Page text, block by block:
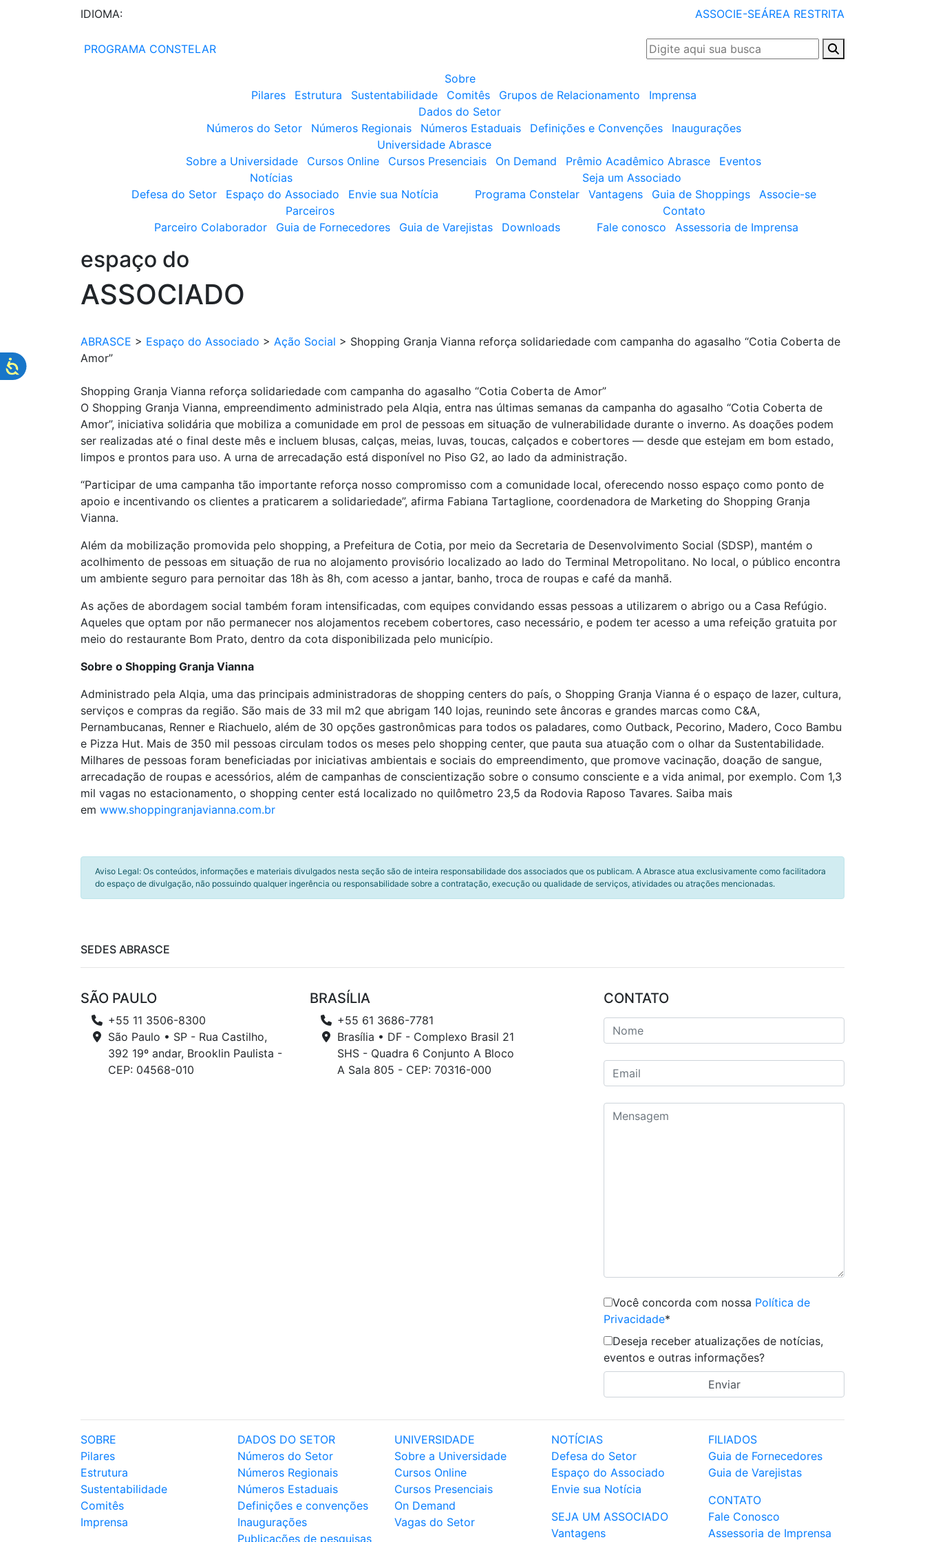
IDIOMA: ASSOCIE-SEÁREA RESTRITA
PROGRAMA CONSTELAR
Sobre
Pilares
Estrutura Sustentabilidade Comitês Grupos de Relacionamento
Imprensa
Dados do Setor
Números do Setor
Números Regionais Números Estaduais Definições e Convenções
Inaugurações
Universidade Abrasce
Sobre a Universidade
Cursos Online Cursos Presenciais On Demand Prêmio Acadêmico Abrasce
Eventos
Notícias
Defesa do Setor
Espaço do Associado Envie sua Notícia
Seja um Associado
Programa Constelar
Vantagens Guia de Shoppings
Associe-se
Parceiros
Parceiro Colaborador
Guia de Fornecedores Guia de Varejistas Downloads
Contato
Fale conosco
Assessoria de Imprensa
espaço do
ASSOCIADO
ABRASCE > Espaço do Associado > Ação Social > Shopping Granja Vianna reforça solidariedade com campanha do agasalho “Cotia Coberta de
Amor”
Shopping Granja Vianna reforça solidariedade com campanha do agasalho “Cotia Coberta de Amor”
O Shopping Granja Vianna, empreendimento administrado pela Alqia, entra nas últimas semanas da campanha do agasalho “Cotia Coberta de
Amor”, iniciativa solidária que mobiliza a comunidade em prol de pessoas em situação de vulnerabilidade durante o inverno. As doações podem
ser realizadas até o final deste mês e incluem blusas, calças, meias, luvas, toucas, calçados e cobertores — desde que estejam em bom estado,
limpos e prontos para uso. A urna de arrecadação está disponível no Piso G2, ao lado da administração.
“Participar de uma campanha tão importante reforça nosso compromisso com a comunidade local, oferecendo nosso espaço como ponto de
apoio e incentivando os clientes a praticarem a solidariedade”, afirma Fabiana Tartaglione, coordenadora de Marketing do Shopping Granja
Vianna.
Além da mobilização promovida pelo shopping, a Prefeitura de Cotia, por meio da Secretaria de Desenvolvimento Social (SDSP), mantém o
acolhimento de pessoas em situação de rua no alojamento provisório localizado ao lado do Terminal Metropolitano. No local, o público encontra
um ambiente seguro para pernoitar das 18h às 8h, com acesso a jantar, banho, troca de roupas e café da manhã.
As ações de abordagem social também foram intensificadas, com equipes convidando essas pessoas a utilizarem o abrigo ou a Casa Refúgio.
Aqueles que optam por não permanecer nos alojamentos recebem cobertores, caso necessário, e podem ter acesso a uma refeição gratuita por
meio do restaurante Bom Prato, dentro da cota disponibilizada pelo município.
Sobre o Shopping Granja Vianna
Administrado pela Alqia, uma das principais administradoras de shopping centers do país, o Shopping Granja Vianna é o espaço de lazer, cultura,
serviços e compras da região. São mais de 33 mil m2 que abrigam 140 lojas, reunindo sete âncoras e grandes marcas como C&A,
Pernambucanas, Renner e Riachuelo, além de 30 opções gastronômicas para todos os paladares, como Outback, Pecorino, Madero, Coco Bambu
e Pizza Hut. Mais de 350 mil pessoas circulam todos os meses pelo shopping center, que pauta sua atuação com o olhar da Sustentabilidade.
Milhares de pessoas foram beneficiadas por iniciativas ambientais e sociais do empreendimento, que promove vacinação, doação de sangue,
arrecadação de roupas e acessórios, além de campanhas de conscientização sobre o consumo consciente e a vida animal, por exemplo. Com 1,3
mil vagas no estacionamento, o shopping center está localizado no quilômetro 23,5 da Rodovia Raposo Tavares. Saiba mais
em www.shoppingranjavianna.com.br
Aviso Legal: Os conteúdos, informações e materiais divulgados nesta seção são de inteira responsabilidade dos associados que os publicam. A Abrasce atua exclusivamente como facilitadora
do espaço de divulgação, não possuindo qualquer ingerência ou responsabilidade sobre a contratação, execução ou qualidade de serviços, atividades ou atrações mencionadas.
SEDES ABRASCE
SÃO PAULO
+55 11 3506-8300
São Paulo • SP - Rua Castilho,
392 19º andar, Brooklin Paulista -
CEP: 04568-010
BRASÍLIA
+55 61 3686-7781
Brasília • DF - Complexo Brasil 21
SHS - Quadra 6 Conjunto A Bloco
A Sala 805 - CEP: 70316-000
CONTATO
Você concorda com nossa Política de
Privacidade*
Deseja receber atualizações de notícias,
eventos e outras informações?
SOBRE
Pilares
Estrutura
Sustentabilidade
Comitês
Imprensa
DADOS DO SETOR
Números do Setor
Números Regionais
Números Estaduais
Definições e convenções
Inaugurações
Publicações de pesquisas
UNIVERSIDADE
Sobre a Universidade
Cursos Online
Cursos Presenciais
On Demand
Vagas do Setor
NOTÍCIAS
Defesa do Setor
Espaço do Associado
Envie sua Notícia
SEJA UM ASSOCIADO
Vantagens
FILIADOS
Guia de Fornecedores
Guia de Varejistas
CONTATO
Fale Conosco
Assessoria de Imprensa